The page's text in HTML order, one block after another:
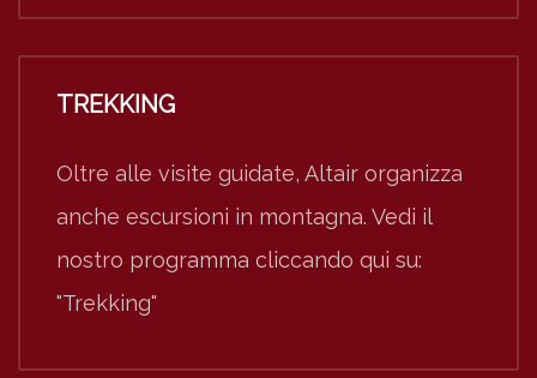
TREKKING
Oltre alle visite guidate, Altair organizza
anche escursioni in montagna. Vedi il
nostro programma cliccando qui su:
"Trekking"